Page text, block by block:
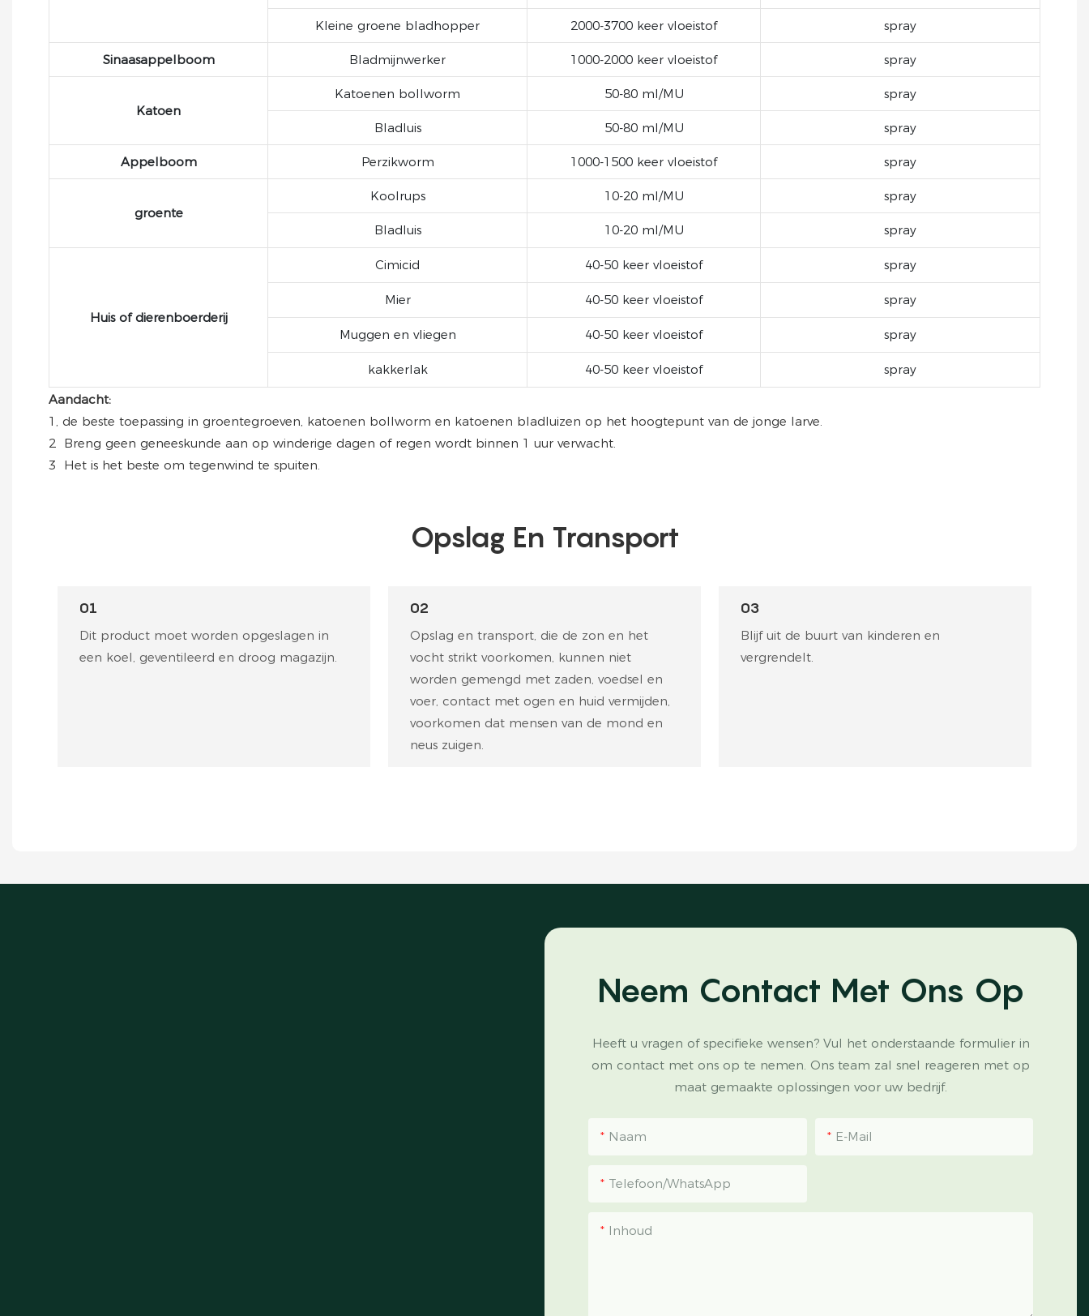
Kleine groene bladhopper 2000-3700 keer vloeistof spray
Sinaasappelboom Bladmijnwerker 1000-2000 keer vloeistof spray
Katoen
Katoenen bollworm 50-80 ml/MU spray
Bladluis 50-80 ml/MU spray
Appelboom Perzikworm 1000-1500 keer vloeistof spray
groente
Koolrups 10-20 ml/MU spray
Bladluis 10-20 ml/MU spray
Huis of dierenboerderij
Cimicid 40-50 keer vloeistof spray
Mier 40-50 keer vloeistof spray
Muggen en vliegen 40-50 keer vloeistof spray
kakkerlak 40-50 keer vloeistof
spray
Aandacht:
1, de beste toepassing in groentegroeven, katoenen bollworm en katoenen bladluizen op het hoogtepunt van de jonge larve.
2
Breng geen geneeskunde aan op winderige dagen of regen wordt binnen 1 uur verwacht.
3
Het is het beste om tegenwind te spuiten.
Opslag En Transport
01
Dit product moet worden opgeslagen in
een koel, geventileerd en droog magazijn.
02
Opslag en transport, die de zon en het
vocht strikt voorkomen, kunnen niet
worden gemengd met zaden, voedsel en
voer, contact met ogen en huid vermijden,
voorkomen dat mensen van de mond en
neus zuigen.
03
Blijf uit de buurt van kinderen en
vergrendelt.
Neem Contact Met Ons Op
Heeft u vragen of specifieke wensen? Vul het onderstaande formulier in
om contact met ons op te nemen. Ons team zal snel reageren met op
maat gemaakte oplossingen voor uw bedrijf.
Naam E-Mail
Telefoon/WhatsApp
Inhoud